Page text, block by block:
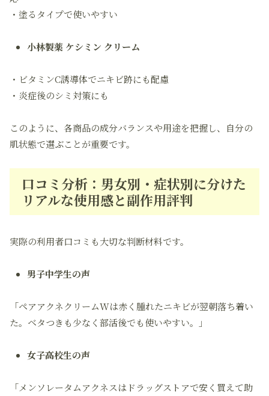
・塗るタイプで使いやすい
小林製薬 ケシミン クリーム
・ビタミンC誘導体でニキビ跡にも配慮
・炎症後のシミ対策にも
このように、各商品の成分バランスや用途を把握し、自分の
肌状態で選ぶことが重要です。
口コミ分析：男女別・症状別に分けた
リアルな使用感と副作用評判
実際の利用者口コミも大切な判断材料です。
男子中学生の声
「ペアアクネクリームWは赤く腫れたニキビが翌朝落ち着い
た。ベタつきも少なく部活後でも使いやすい。」
女子高校生の声
「メンソレータムアクネスはドラッグストアで安く買えて助